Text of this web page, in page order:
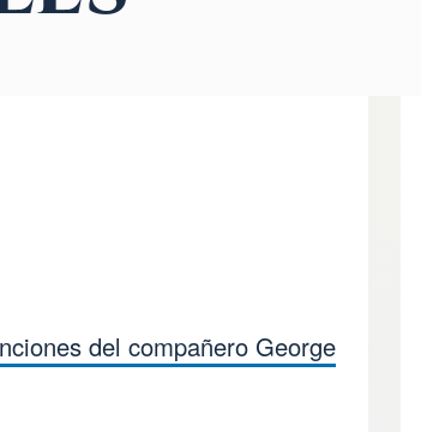
del compañero George